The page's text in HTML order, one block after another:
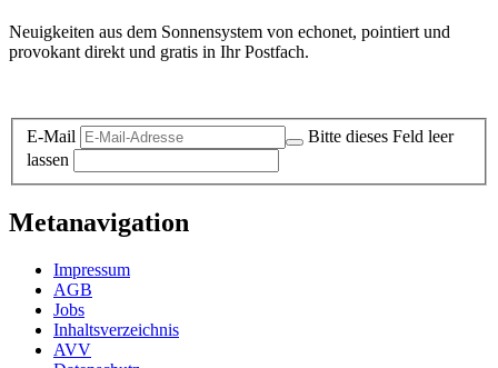
Neuigkeiten aus dem Sonnensystem von echonet, pointiert und
provokant direkt und gratis in Ihr Postfach.
E-Mail
Bitte dieses Feld leer
lassen
Metanavigation
Impressum
AGB
Jobs
Inhaltsverzeichnis
AVV